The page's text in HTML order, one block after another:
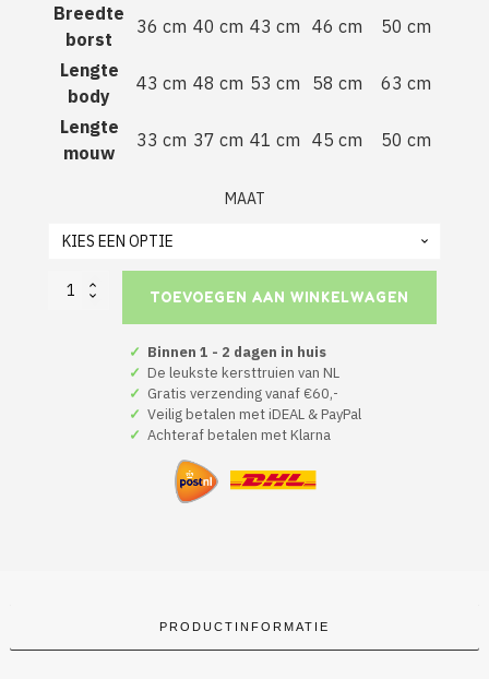
Breedte
borst
36 cm 40 cm 43 cm 46 cm
50 cm
Lengte
body
43 cm 48 cm 53 cm 58 cm
63 cm
Lengte
mouw
33 cm 37 cm 41 cm 45 cm 50 cm
MAAT
Groene
TOEVOEGEN AAN WINKELWAGEN
✓ Binnen 1 - 2 dagen in huis
✓ De leukste kersttruien van NL
✓ Gratis verzending vanaf €60,-
✓ Veilig betalen met iDEAL & PayPal
✓ Achteraf betalen met Klarna
PRODUCTINFORMATIE